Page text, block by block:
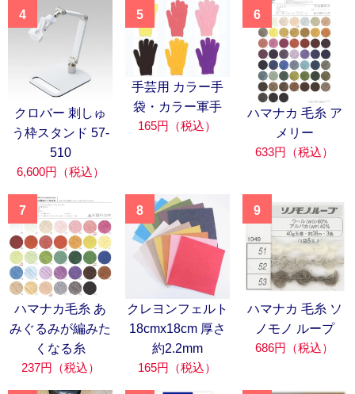
4
クロバー 刺しゅ
う枠スタンド 57-
510
6,600円（税込）
5
手芸用 カラー手
袋・カラー軍手
165円（税込）
6
ハマナカ 毛糸 ア
メリー
633円（税込）
7
ハマナカ毛糸 あ
みぐるみが編みた
くなる糸
237円（税込）
8
クレヨンフェルト
18cmx18cm 厚さ
約2.2mm
165円（税込）
9
ハマナカ 毛糸 ソ
ノモノ ループ
686円（税込）